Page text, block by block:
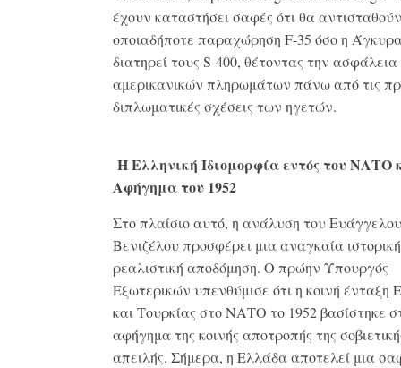
έχουν καταστήσει σαφές ότι θα
οποιαδήποτε παραχώρηση F-35 όσο η
διατηρεί τους S-400, θέτοντας την
αμερικανικών πληρωμάτων πάνω από τις
διπλωματικές σχέσεις των ηγετών.
Η Ελληνική Ιδιομορφία εντός του ΝΑΤΟ
Αφήγημα του 1952
Στο πλαίσιο αυτό, η ανάλυση του Ευάγγελου
Βενιζέλου προσφέρει μια αναγκαία
ρεαλιστική αποδόμηση. Ο πρώην Υπουργός
Εξωτερικών υπενθύμισε ότι η κοινή ένταξη
και Τουρκίας στο ΝΑΤΟ το 1952 βασίστηκε
αφήγημα της κοινής αποτροπής της
απειλής. Σήμερα, η Ελλάδα αποτελεί μια